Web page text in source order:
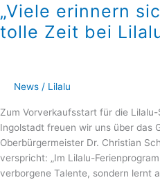
„Viele erinnern
tolle Zeit bei
News / Lilalu
Zum Vorverkaufsstart für die
Ingolstadt freuen wir uns über das
Oberbürgermeister Dr. Christian
verspricht: „Im Lilalu-
verborgene Talente, sondern lernt
sich
gerne
an
Zeit
Lilalu“